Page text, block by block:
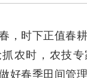
，时下正值春
农时，农技
好春季田间管